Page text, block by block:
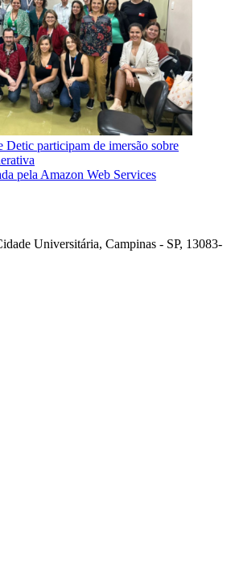
Detic participam de imersão sobre
pela Amazon Web Services
Universitária, Campinas - SP, 13083-